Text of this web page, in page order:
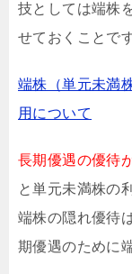
技としては端株
せておくことです
端株（単元未満
用について
長期優遇の優待
と単元未満株の
端株の隠れ優待
期優遇のために